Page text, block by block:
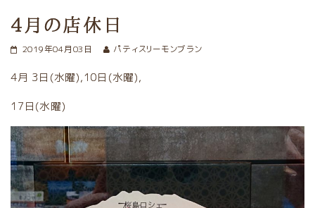
4月の店休日
2019年04月03日 パティスリーモンブラン
4月 3日(水曜),10日(水曜),
17日(水曜)